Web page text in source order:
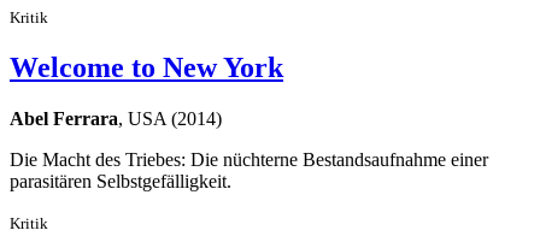
Kritik
Welcome to New York
Abel Ferrara, USA (2014)
Die Macht des Triebes: Die nüchterne Bestandsaufnahme einer
parasitären Selbstgefälligkeit.
Kritik